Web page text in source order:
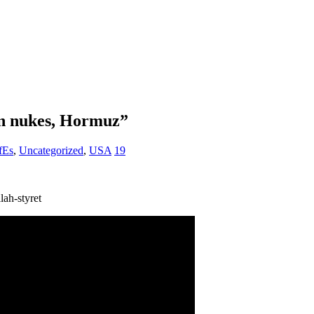
nukes, Hormuz”
, Uncategorized, USA 19
styret